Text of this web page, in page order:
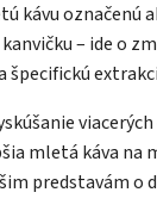
kávu označenú
– ide o
špecifickú
mletá káva na
predstavám o